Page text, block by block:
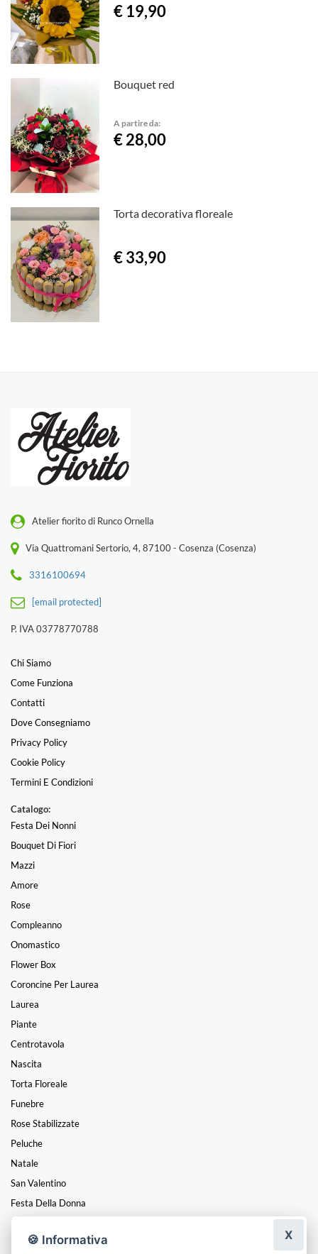
€ 19,90
Bouquet red
A partire da:
€ 28,00
Torta decorativa floreale
€ 33,90
Atelier fiorito di Runco Ornella
Via Quattromani Sertorio, 4, 87100 - Cosenza (Cosenza)
3316100694
[email protected]
P. IVA 03778770788
Chi Siamo
Come Funziona
Contatti
Dove Consegniamo
Privacy Policy
Cookie Policy
Termini E Condizioni
Catalogo:
Festa Dei Nonni
Bouquet Di Fiori
Mazzi
Amore
Rose
Compleanno
Onomastico
Flower Box
Coroncine Per Laurea
Laurea
Piante
Centrotavola
Nascita
Torta Floreale
Funebre
Rose Stabilizzate
Peluche
Natale
San Valentino
Festa Della Donna
Festa Del Papà
Festa Della Mamma
🍪 Informativa X